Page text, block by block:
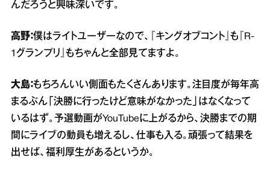
んだろうと興味深いです。
高野：僕はライトユーザーなので、『キングオブコント』も『R‐
1グランプリ』もちゃんと全部見てますよ。
大島：もちろんいい側面もたくさんあります。注目度が毎年高
まるぶん「決勝に行ったけど意味がなかった」はなくなって
いるはず。予選動画がYouTubeに上がるから、決勝までの期
間にライブの動員も増えるし、仕事も入る。頑張って結果を
出せば、福利厚生があるというか。